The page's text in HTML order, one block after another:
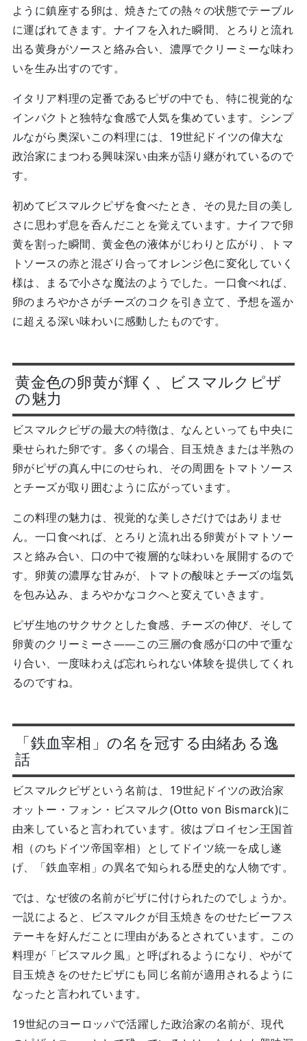
ように鎮座する卵は、焼きたての熱々の状態でテーブル
に運ばれてきます。ナイフを入れた瞬間、とろりと流れ
出る黄身がソースと絡み合い、濃厚でクリーミーな味わ
いを生み出すのです。
イタリア料理の定番であるピザの中でも、特に視覚的な
インパクトと独特な食感で人気を集めています。シンプ
ルながら奥深いこの料理には、19世紀ドイツの偉大な
政治家にまつわる興味深い由来が語り継がれているので
す。
初めてビスマルクピザを食べたとき、その見た目の美し
さに思わず息を呑んだことを覚えています。ナイフで卵
黄を割った瞬間、黄金色の液体がじわりと広がり、トマ
トソースの赤と混ざり合ってオレンジ色に変化していく
様は、まるで小さな魔法のようでした。一口食べれば、
卵のまろやかさがチーズのコクを引き立て、予想を遥か
に超える深い味わいに感動したものです。
黄金色の卵黄が輝く、ビスマルクピザ
の魅力
ビスマルクピザの最大の特徴は、なんといっても中央に
乗せられた卵です。多くの場合、目玉焼きまたは半熟の
卵がピザの真ん中にのせられ、その周囲をトマトソース
とチーズが取り囲むように広がっています。
この料理の魅力は、視覚的な美しさだけではありませ
ん。一口食べれば、とろりと流れ出る卵黄がトマトソー
スと絡み合い、口の中で複層的な味わいを展開するので
す。卵黄の濃厚な甘みが、トマトの酸味とチーズの塩気
を包み込み、まろやかなコクへと変えていきます。
ピザ生地のサクサクとした食感、チーズの伸び、そして
卵黄のクリーミーさ――この三層の食感が口の中で重な
り合い、一度味わえば忘れられない体験を提供してくれ
るのですね。
「鉄血宰相」の名を冠する由緒ある逸
話
ビスマルクピザという名前は、19世紀ドイツの政治家
オットー・フォン・ビスマルク(Otto von Bismarck)に
由来していると言われています。彼はプロイセン王国首
相（のちドイツ帝国宰相）としてドイツ統一を成し遂
げ、「鉄血宰相」の異名で知られる歴史的な人物です。
では、なぜ彼の名前がピザに付けられたのでしょうか。
一説によると、ビスマルクが目玉焼きをのせたビーフス
テーキを好んだことに理由があるとされています。この
料理が「ビスマルク風」と呼ばれるようになり、やがて
目玉焼きをのせたピザにも同じ名前が適用されるように
なったと言われています。
19世紀のヨーロッパで活躍した政治家の名前が、現代